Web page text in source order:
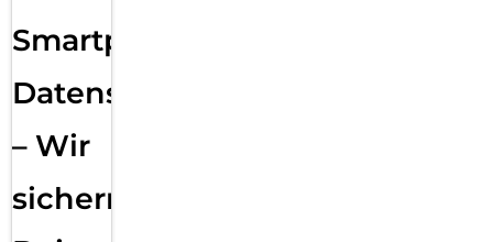
Smartphone
Datensicherung
– Wir
sichern